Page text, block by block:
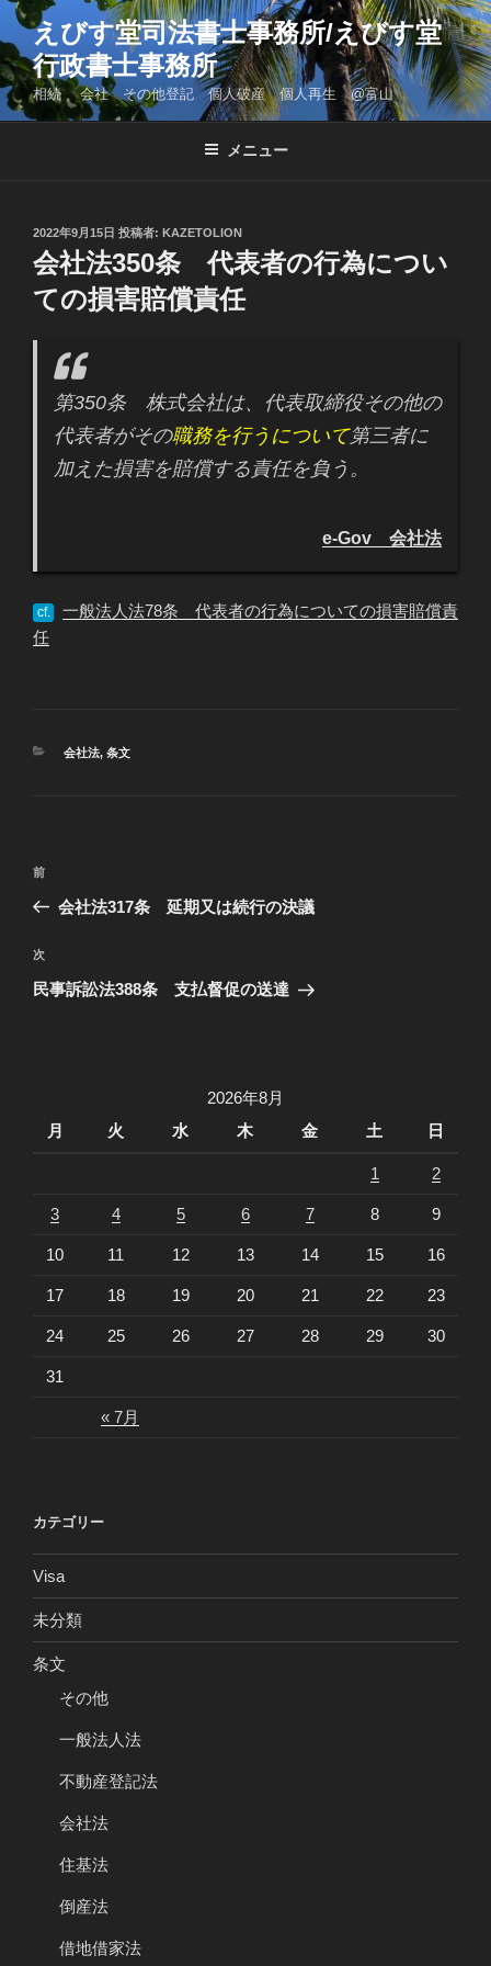
コ
ン
テ
ン
ツ
えびす堂司法書士事務所/えびす堂
行政書士事務所
相続 会社 その他登記 個人破産 個人再生 @富山
メニュー
投
稿
日:
2022年9月15日 投稿者: KAZETOLION
会社法350条 代表者の行為につい
ての損害賠償責任
第350条 株式会社は、代表取締役その他の
代表者がその職務を行うについて第三者に
加えた損害を賠償する責任を負う。
e-Gov 会社法
cf.
一般法人法78条 代表者の行為についての損害賠償責
任
カ
会社法, 条文
投
ビ
ゲ
過
去
投
稿
前
会社法317条 延期又は続行の決議
次
の
次
民事訴訟法388条 支払督促の送達
2026年8月
月
火 水 木 金 土 日
« 7月
1 2
3 4 5 6 7 8 9
10 11 12 13 14 15 16
17 18 19 20 21 22 23
24 25 26 27 28 29 30
31
カテゴリー
Visa
未分類
条文
その他
一般法人法
不動産登記法
会社法
住基法
倒産法
借地借家法